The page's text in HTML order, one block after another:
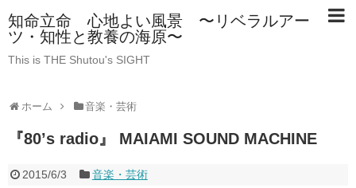
知命立命 心地よい風景 〜リベラルアー
ツ・知性と教養の海原〜
This is THE Shutou's SIGHT
ホーム 音楽・芸術
『80’s radio』 MAIAMI SOUND MACHINE
2015/6/3 音楽・芸術